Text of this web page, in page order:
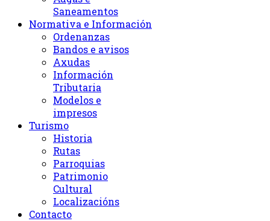
Saneamentos
Normativa e Información
Ordenanzas
Bandos e avisos
Axudas
Información
Tributaria
Modelos e
impresos
Turismo
Historia
Rutas
Parroquias
Patrimonio
Cultural
Localizacións
Contacto